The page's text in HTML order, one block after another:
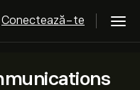
Conectează-te